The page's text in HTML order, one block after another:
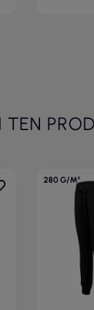
280 G/M²